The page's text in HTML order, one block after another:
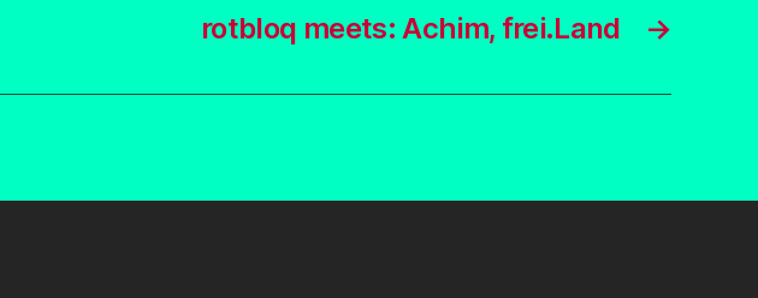
→
rotbloq meets: Achim, frei.Land